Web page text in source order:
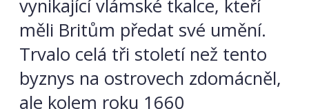
vynikající vlámské tkalce, kteří
měli Britům předat své umění.
Trvalo celá tři století než tento
byznys na ostrovech zdomácněl,
ale kolem roku 1660